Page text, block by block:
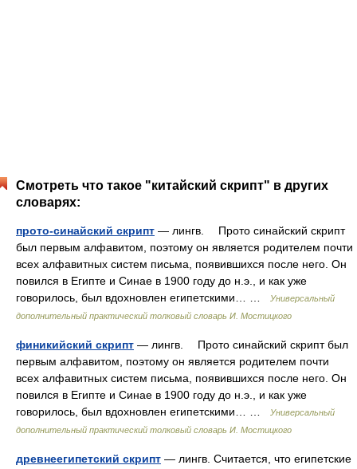
Смотреть что такое "китайский скрипт" в других
словарях:
прото-синайский скрипт — лингв. Прото синайский скрипт
был первым алфавитом, поэтому он является родителем почти
всех алфавитных систем письма, появившихся после него. Он
повился в Египте и Синае в 1900 году до н.э., и как уже
говорилось, был вдохновлен египетскими… …
Универсальный
дополнительный практический толковый словарь И. Мостицкого
финикийский скрипт — лингв. Прото синайский скрипт был
первым алфавитом, поэтому он является родителем почти
всех алфавитных систем письма, появившихся после него. Он
повился в Египте и Синае в 1900 году до н.э., и как уже
говорилось, был вдохновлен египетскими… …
Универсальный
дополнительный практический толковый словарь И. Мостицкого
древнеегипетский скрипт — лингв. Считается, что египетские